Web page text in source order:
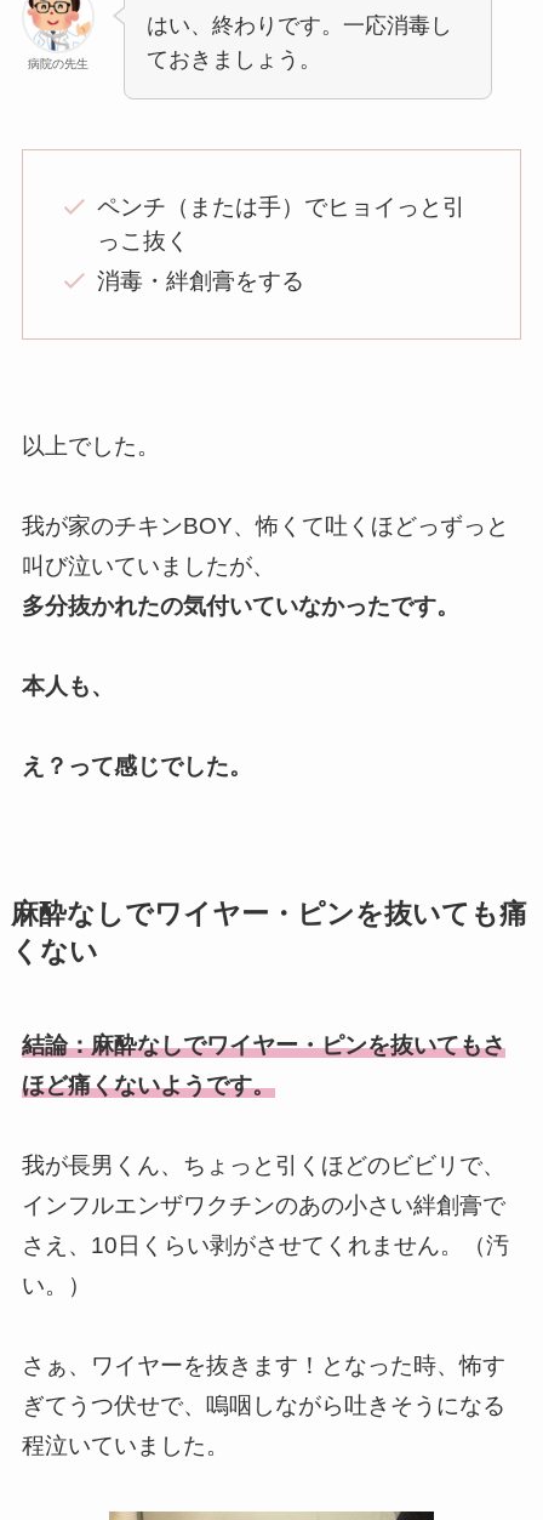
病院の先生
はい、終わりです。一応消毒し
ておきましょう。
ペンチ（または手）でヒョイっと引
っこ抜く
消毒・絆創膏をする
以上でした。
我が家のチキンBOY、怖くて吐くほどっずっと
叫び泣いていましたが、
多分抜かれたの気付いていなかったです。
本人も、
え？って感じでした。
麻酔なしでワイヤー・ピンを抜いても痛
くない
結論：麻酔なしでワイヤー・ピンを抜いてもさ
ほど痛くないようです。
我が長男くん、ちょっと引くほどのビビリで、
インフルエンザワクチンのあの小さい絆創膏で
さえ、10日くらい剥がさせてくれません。（汚
い。）
さぁ、ワイヤーを抜きます！となった時、怖す
ぎてうつ伏せで、嗚咽しながら吐きそうになる
程泣いていました。